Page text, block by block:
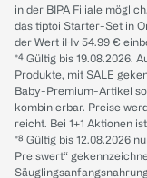
in der BIPA Filiale
das tiptoi Starter-Set in
der Wert iHv 54.99 €
*⁴ Gültig bis 19.08.2026.
Produkte, mit SALE
Baby-Premium-Artikel
kombinierbar. Preise
reicht. Bei 1+1 Aktionen
*⁸ Gültig bis 12.08.2026
Preiswert“